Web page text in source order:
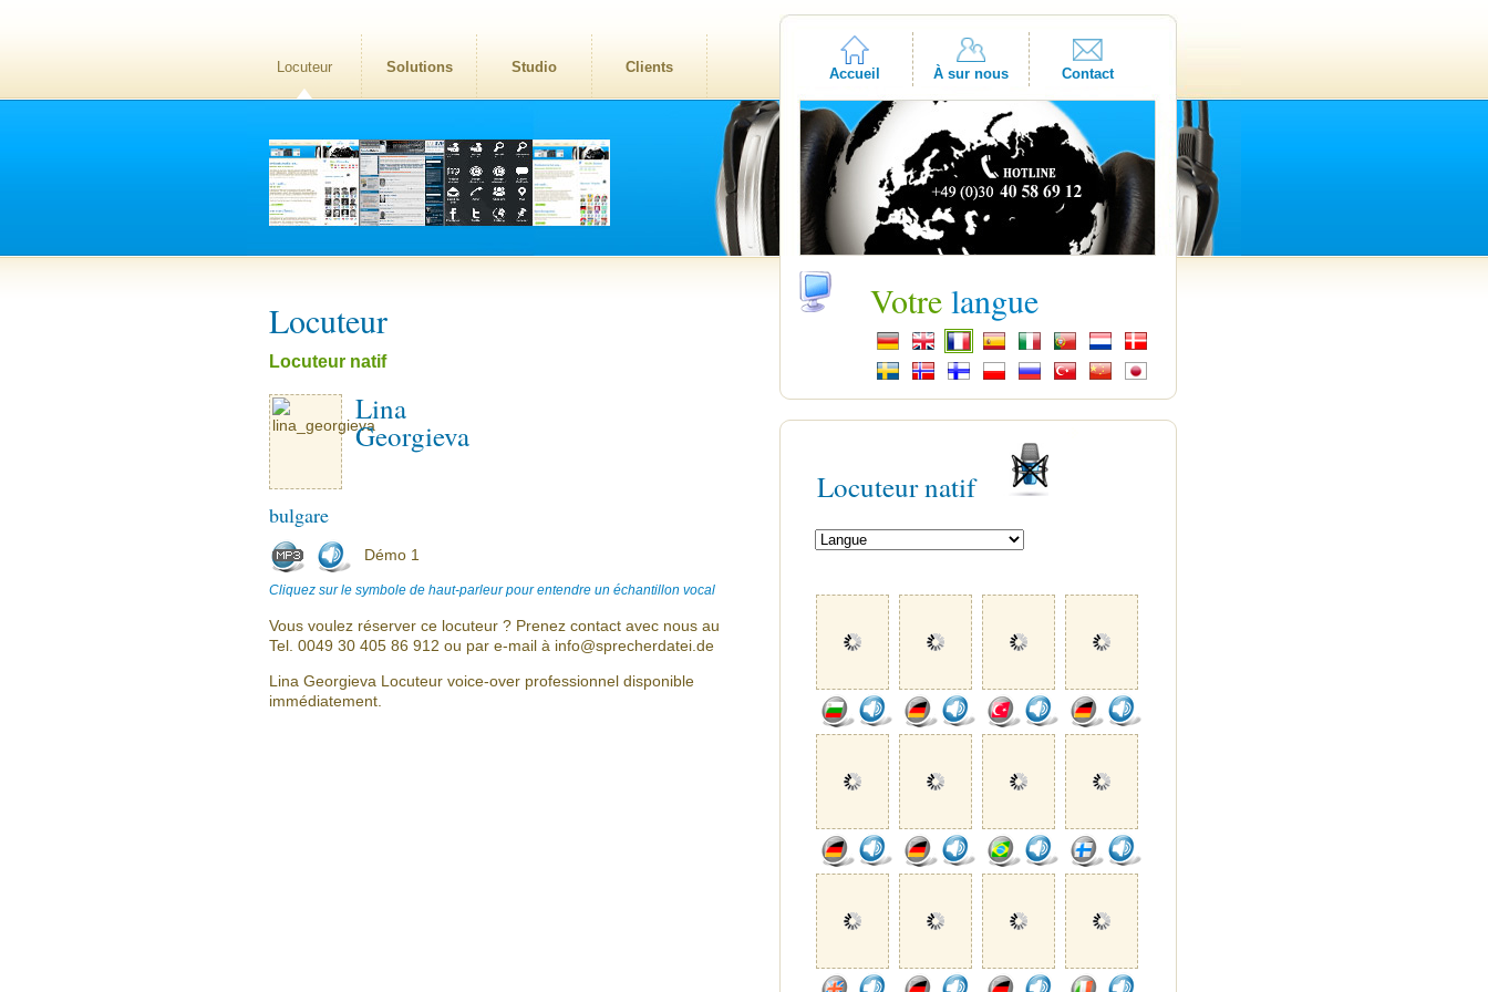
Locuteur Solutions Studio Clients Accueil À sur nous Contact
Locuteur
Locuteur natif
Lina
Georgieva
bulgare
Démo 1
Cliquez sur le symbole de haut-parleur pour entendre un échantillon vocal
Vous voulez réserver ce locuteur ? Prenez contact avec nous au
Tel. 0049 30 405 86 912 ou par e-mail à info@sprecherdatei.de
Lina Georgieva Locuteur voice-over professionnel disponible
immédiatement.
Votre langue
Locuteur natif